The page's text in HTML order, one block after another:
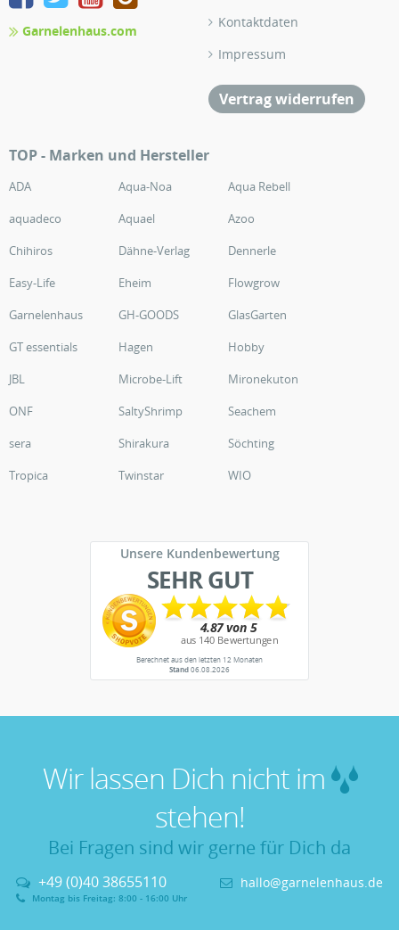
Garnelenhaus.com
Kontaktdaten
Impressum
Vertrag widerrufen
TOP - Marken und Hersteller
ADA Aqua-Noa
Aqua Rebell
aquadeco
Aquael
Azoo
Chihiros
Dähne-Verlag
Dennerle
Easy-Life
Eheim
Flowgrow
Garnelenhaus
GH-GOODS
GlasGarten
GT essentials
Hagen
Hobby
JBL
Microbe-Lift
Mironekuton
ONF
SaltyShrimp
Seachem
sera
Shirakura
Söchting
Tropica
Twinstar WIO
Unsere Kundenbewertung
SEHR GUT
Berechnet aus den letzten 12 Monaten
Stand06.08.2026
Wir lassen Dich nicht im
stehen!
Bei Fragen sind wir gerne für Dich da
+49 (0)40 38655110
Montag bis Freitag: 8:00 - 16:00 Uhr
hallo@garnelenhaus.de